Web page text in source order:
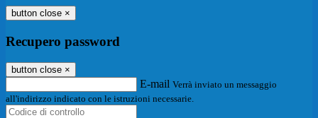
button close ×
Recupero password
button close ×
E-mail Verrà inviato un messaggio
all'indirizzo indicato con le istruzioni necessarie.